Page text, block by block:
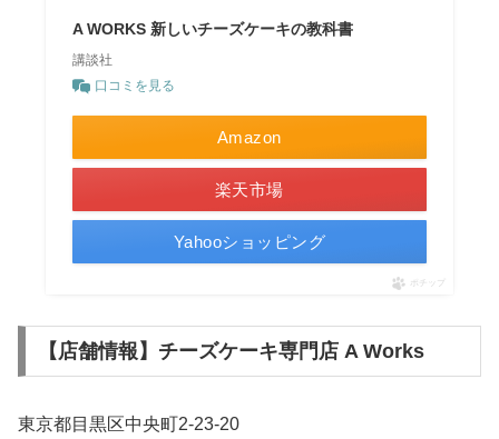
A WORKS 新しいチーズケーキの教科書
講談社
口コミを見る
Amazon
楽天市場
Yahooショッピング
ポチップ
【店舗情報】チーズケーキ専門店 A Works
東京都目黒区中央町2-23-20